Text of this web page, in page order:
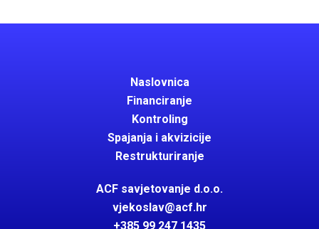
Naslovnica
Financiranje
Kontroling
Spajanja i akvizicije
Restrukturiranje
ACF savjetovanje d.o.o.
vjekoslav@acf.hr
+385 99 247 1435